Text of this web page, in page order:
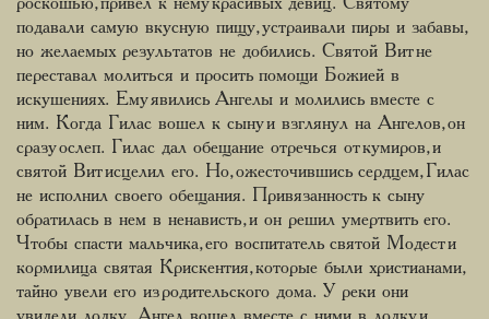
подавали самую вкусную пищу, устраивали пиры и забавы,
но желаемых результатов не добились. Святой Вит не
переставал молиться и просить помощи Божией в
искушениях. Ему явились Ангелы и молились вместе с
ним. Когда Гилас вошел к сыну и взглянул на Ангелов, он
сразу ослеп. Гилас дал обещание отречься от кумиров, и
святой Вит исцелил его. Но, ожесточившись сердцем, Гилас
не исполнил своего обещания. Привязанность к сыну
обратилась в нем в ненависть, и он решил умертвить его.
Чтобы спасти мальчика, его воспитатель святой Модест и
кормилица святая Крискентия, которые были христианами,
тайно увели его из родительского дома. У реки они